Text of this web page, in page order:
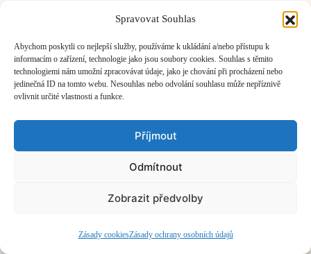
Spravovat Souhlas
Abychom poskytli co nejlepší služby, používáme k ukládání a/nebo přístupu k
informacím o zařízení, technologie jako jsou soubory cookies. Souhlas s těmito
technologiemi nám umožní zpracovávat údaje, jako je chování při procházení nebo
jedinečná ID na tomto webu. Nesouhlas nebo odvolání souhlasu může nepříznivě
ovlivnit určité vlastnosti a funkce.
Příjmout
Odmítnout
Zobrazit předvolby
Zásady cookiesZásady ochrany osobních údajů
ČASOPIS O JINÉ HUDBĚ | vydáváHudební informační středisko
založeno 2001 | Kontaktujte nás:info@hisvoice.cz
©2026 HISvoice – design a adminAtelier Dokument